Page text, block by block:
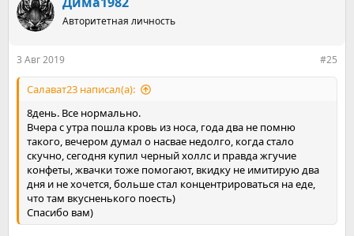
ц
и
Авторитетная личность
3 Авг 2019 #25
Салават23 написал(а):
8день. Все нормально.
Вчера с утра пошла кровь из носа, года два не помню
такого, вечером думал о насвае недолго, когда стало
скучно, сегодня купил черный холлс и правда жгучие
конфеты, жвачки тоже помогают, вкидку не имитирую два
дня и не хочется, больше стал концентрироваться на еде,
что там вкусненького поесть)
Спасибо вам)